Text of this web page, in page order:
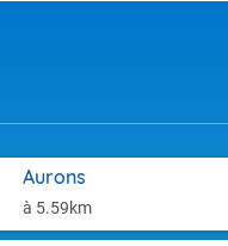
Aurons
à 5.59km
Des